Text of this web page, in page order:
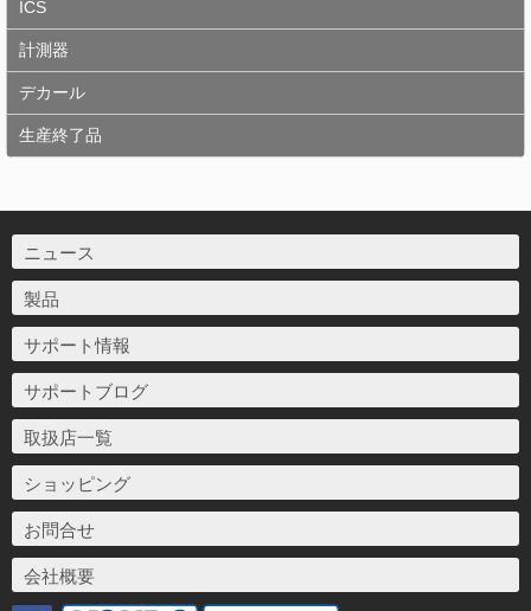
ICS
計測器
デカール
生産終了品
ニュース
製品
サポート情報
サポートブログ
取扱店一覧
ショッピング
お問合せ
会社概要